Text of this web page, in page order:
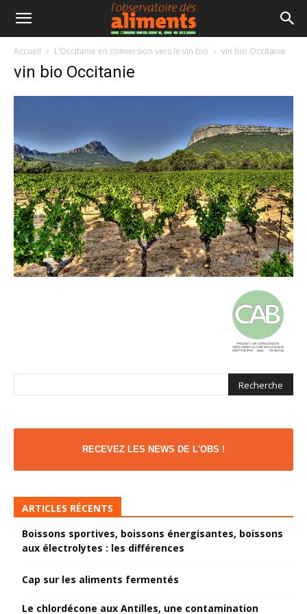
Accueil L’Occitanie en conversion vers le vin bio vin bio Occitanie
vin bio Occitanie
RECEVEZ LES NEWS DE L'OBS !
ARTICLES RÉCENTS
Boissons sportives, boissons énergisantes, boissons
aux électrolytes : les différences
Cap sur les aliments fermentés
Le chlordécone aux Antilles, une contamination